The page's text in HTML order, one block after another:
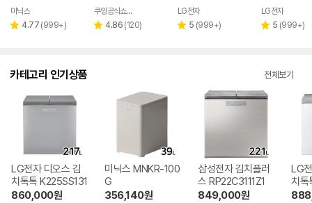
미닉스
별 4.77 리
(999+)
페이
쿠잉공식쇼핑몰
별 4.86 리
(120)
LG전자
별 5 리
(999+)
LG전자
별 5 리
(999+)
카테고리 인기상품 전체보기
LG전자 디오스 김
치톡톡 K225SS131
860,000원
미닉스 MNKR-100
G
356,140원
삼성전자 김치플러
스 RP22C3111Z1
849,000원
LG
치
1